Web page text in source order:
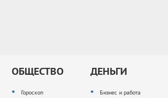
ОБЩЕСТВО
Гороскоп
ДЕНЬГИ
Бизнес и работа